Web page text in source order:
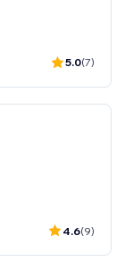
5.0(7)
4.6(9)